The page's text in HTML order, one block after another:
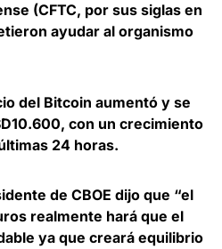
(CFTC, por sus siglas en
ayudar al organismo
del Bitcoin aumentó y se
con un crecimiento
24 horas.
de CBOE dijo que “el
realmente hará que el
ya que creará equilibrio